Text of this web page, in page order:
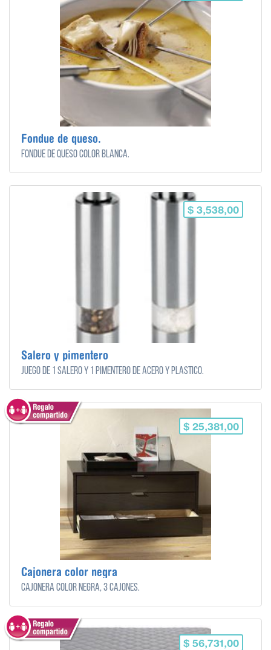
Fondue de queso.
Fondue de queso color blanca.
$ 3,538,00
Salero y pimentero
Juego de 1 salero y 1 pimentero de acero y plastico.
$ 25,381,00
Cajonera color negra
Cajonera color negra, 3 cajones.
$ 56,731,00